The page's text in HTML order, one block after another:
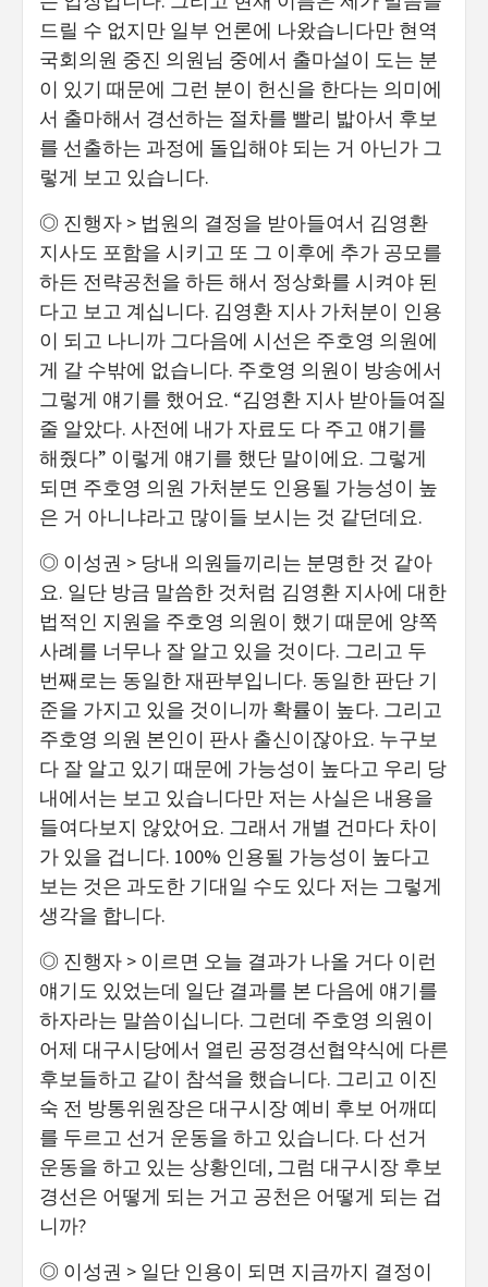
드릴 수 없지만 일부 언론에 나왔습니다만 현역
국회의원 중진 의원님 중에서 출마설이 도는 분
이 있기 때문에 그런 분이 헌신을 한다는 의미에
서 출마해서 경선하는 절차를 빨리 밟아서 후보
를 선출하는 과정에 돌입해야 되는 거 아닌가 그
렇게 보고 있습니다.
◎ 진행자 > 법원의 결정을 받아들여서 김영환
지사도 포함을 시키고 또 그 이후에 추가 공모를
하든 전략공천을 하든 해서 정상화를 시켜야 된
다고 보고 계십니다. 김영환 지사 가처분이 인용
이 되고 나니까 그다음에 시선은 주호영 의원에
게 갈 수밖에 없습니다. 주호영 의원이 방송에서
그렇게 얘기를 했어요. “김영환 지사 받아들여질
줄 알았다. 사전에 내가 자료도 다 주고 얘기를
해줬다” 이렇게 얘기를 했단 말이에요. 그렇게
되면 주호영 의원 가처분도 인용될 가능성이 높
은 거 아니냐라고 많이들 보시는 것 같던데요.
◎ 이성권 > 당내 의원들끼리는 분명한 것 같아
요. 일단 방금 말씀한 것처럼 김영환 지사에 대한
법적인 지원을 주호영 의원이 했기 때문에 양쪽
사례를 너무나 잘 알고 있을 것이다. 그리고 두
번째로는 동일한 재판부입니다. 동일한 판단 기
준을 가지고 있을 것이니까 확률이 높다. 그리고
주호영 의원 본인이 판사 출신이잖아요. 누구보
다 잘 알고 있기 때문에 가능성이 높다고 우리 당
내에서는 보고 있습니다만 저는 사실은 내용을
들여다보지 않았어요. 그래서 개별 건마다 차이
가 있을 겁니다. 100% 인용될 가능성이 높다고
보는 것은 과도한 기대일 수도 있다 저는 그렇게
생각을 합니다.
◎ 진행자 > 이르면 오늘 결과가 나올 거다 이런
얘기도 있었는데 일단 결과를 본 다음에 얘기를
하자라는 말씀이십니다. 그런데 주호영 의원이
어제 대구시당에서 열린 공정경선협약식에 다른
후보들하고 같이 참석을 했습니다. 그리고 이진
숙 전 방통위원장은 대구시장 예비 후보 어깨띠
를 두르고 선거 운동을 하고 있습니다. 다 선거
운동을 하고 있는 상황인데, 그럼 대구시장 후보
경선은 어떻게 되는 거고 공천은 어떻게 되는 겁
니까?
◎ 이성권 > 일단 인용이 되면 지금까지 결정이